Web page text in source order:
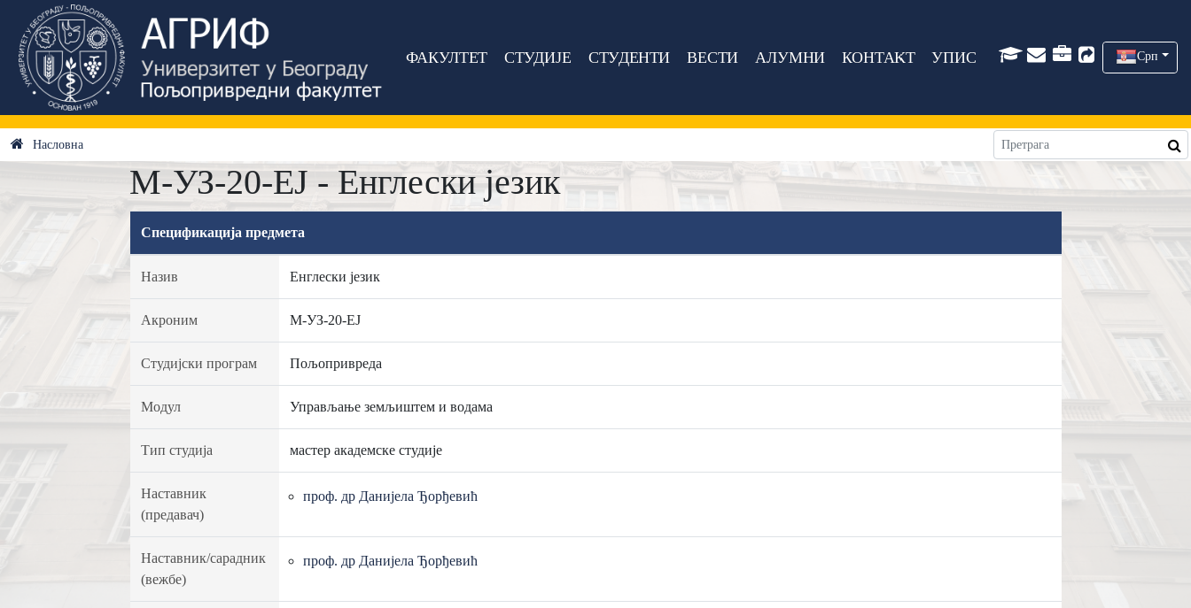
ФАКУЛТЕТ СТУДИЈЕ СТУДЕНТИ ВЕСТИ АЛУМНИ КОНТАКТ УПИС Срп
Насловна
М-УЗ-20-ЕЈ - Енглески језик
Спецификација предмета
Назив Енглески језик
Акроним М-УЗ-20-ЕЈ
Студијски програм Пољопривреда
Модул Управљање земљиштем и водама
Тип студија мастер академске студије
Наставник
(предавач)
проф. др Данијела Ђорђевић
Наставник/сарадник
(вежбе)
проф. др Данијела Ђорђевић